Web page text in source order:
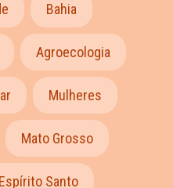
Bahia
Agroecologia
Mulheres
Mato Grosso
Espírito Santo